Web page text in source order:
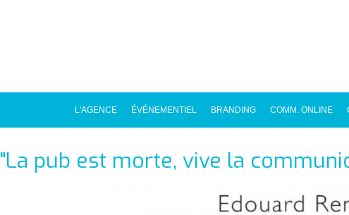
L'AGENCE ÉVÉNEMENTIEL BRANDING COMM. ONLINE
"La pub est morte, vive la